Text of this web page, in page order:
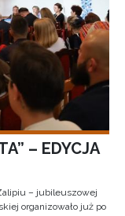
– EDYCJA
– jubileuszowej
organizowało już po